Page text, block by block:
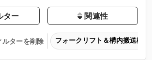
ター 関連性
ルターを削除 フォークリフト＆構内搬送機器